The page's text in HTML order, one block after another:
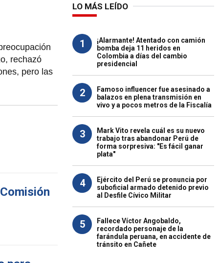
rechazó
pero las
LO MÁS LEÍDO
1
¡Alarmante! Atentado con camión
bomba deja 11 heridos en
Colombia a días del cambio
presidencial
2
Famoso influencer fue asesinado a
balazos en plena transmisión en
vivo y a pocos metros de la Fiscalía
3
Mark Vito revela cuál es su nuevo
trabajo tras abandonar Perú de
forma sorpresiva: "Es fácil ganar
plata"
4
Ejército del Perú se pronuncia por
suboficial armado detenido previo
al Desfile Cívico Militar
5
Fallece Víctor Angobaldo,
recordado personaje de la
farándula peruana, en accidente de
tránsito en Cañete